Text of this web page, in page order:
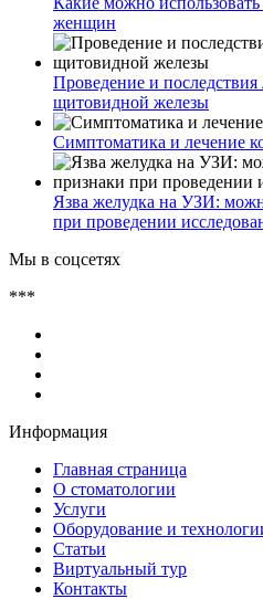
женщин
Проведение и последствия
щитовидной железы
Симптоматика и лечение
Язва желудка на УЗИ:
при проведении
Мы в соцсетях
***
Информация
Главная страница
О стоматологии
Услуги
Оборудование и
Статьи
Виртуальный тур
Контакты